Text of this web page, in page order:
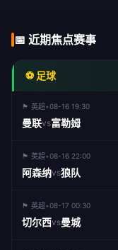
📅 近期焦点赛事
⚽ 足球
🏴󠁧󠁢󠁥󠁮󠁧󠁿 英超•08-16 19:30
曼联vs富勒姆
🏴󠁧󠁢󠁥󠁮󠁧󠁿 英超•08-16 22:00
阿森纳vs狼队
🏴󠁧󠁢󠁥󠁮󠁧󠁿 英超•08-17 00:30
切尔西vs曼城